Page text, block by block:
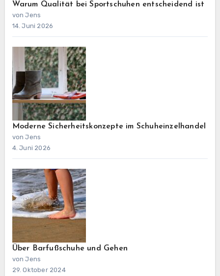
Warum Qualität bei Sportschuhen entscheidend ist
von Jens
14. Juni 2026
Moderne Sicherheitskonzepte im Schuheinzelhandel
von Jens
4. Juni 2026
Über Barfußschuhe und Gehen
von Jens
29. Oktober 2024